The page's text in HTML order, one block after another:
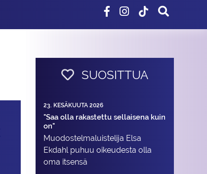
SUOSITTUA
23. KESÄKUUTA 2026
"Saa olla rakastettu sellaisena kuin
on"
Muodostelma­luistelija Elsa
Ekdahl puhuu oikeudesta olla
oma itsensä